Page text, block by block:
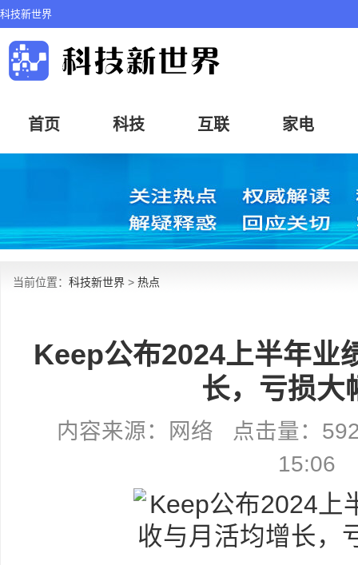
科技新世界
首页 科技 互联 家电
当前位置： 科技新世界 > 热点
Keep公布2024上半年业
长，亏损大
内容来源：网络 点击量：
15:06